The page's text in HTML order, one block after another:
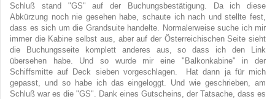
Schluß stand "GS" auf der Buchungsbestätigung. Da ich diese
Abkürzung noch nie gesehen habe, schaute ich nach und stellte fest,
dass es sich um die Grandsuite handelte. Normalerweise suche ich mir
immer die Kabine selbst aus, aber auf der Österreichischen Seite sieht
die Buchungsseite komplett anderes aus, so dass ich den Link
übersehen habe. Und so wurde mir eine "Balkonkabine" in der
Schiffsmitte auf Deck sieben vorgeschlagen. Hat dann ja für mich
gepasst, und so habe ich das eingeloggt. Und wie geschrieben, am
Schluß war es die "GS". Dank eines Gutscheins, der Tatsache, dass es